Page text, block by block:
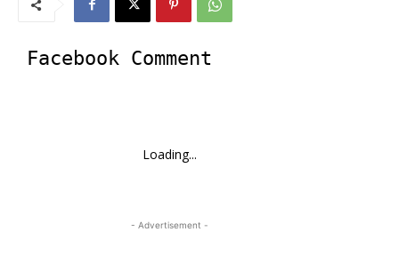
Facebook Comment
Loading...
- Advertisement -